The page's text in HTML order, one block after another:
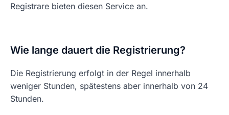
Registrare bieten diesen Service an.
Wie lange dauert die Registrierung?
Die Registrierung erfolgt in der Regel innerhalb
weniger Stunden, spätestens aber innerhalb von 24
Stunden.